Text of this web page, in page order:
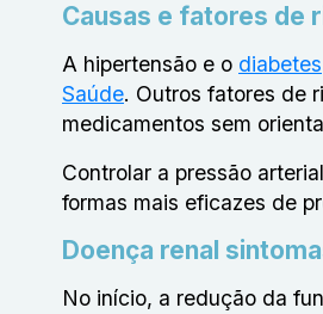
Causas e fatores de
A hipertensão e o diabetes
Saúde. Outros fatores de
medicamentos sem
Controlar a pressão
formas mais eficazes de
Doença renal
No início, a redução da